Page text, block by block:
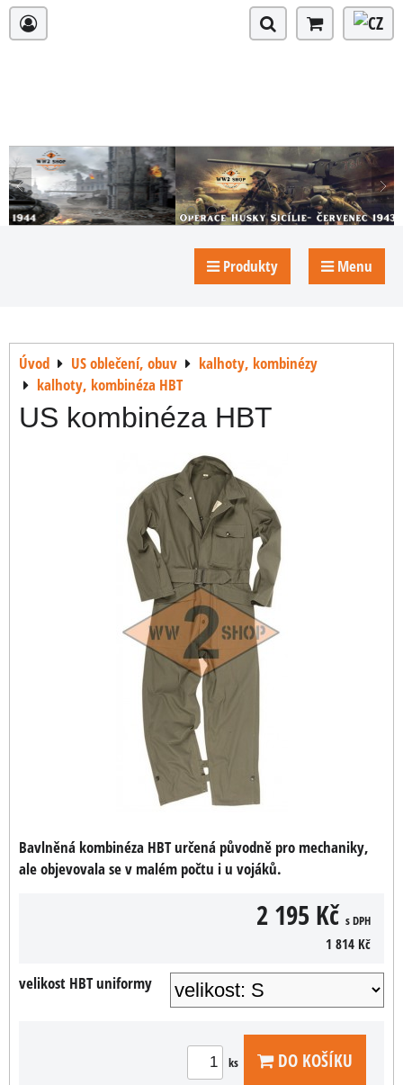
Produkty Menu
Úvod US oblečení, obuv
kalhoty, kombinézy
kalhoty, kombinéza HBT
US kombinéza HBT
Bavlněná kombinéza HBT určená původně pro mechaniky,
ale objevovala se v malém počtu i u vojáků.
2 195 Kč s DPH
1 814 Kč
velikost HBT uniformy
ks DO KOŠÍKU